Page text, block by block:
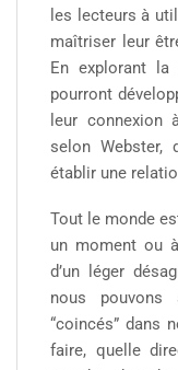
les lecteurs à
maîtriser leur
En explorant la
pourront
leur connexion
selon Webster,
établir une
Tout le monde
un moment ou
d’un léger
nous pouvons
“coincés” dans
faire, quelle